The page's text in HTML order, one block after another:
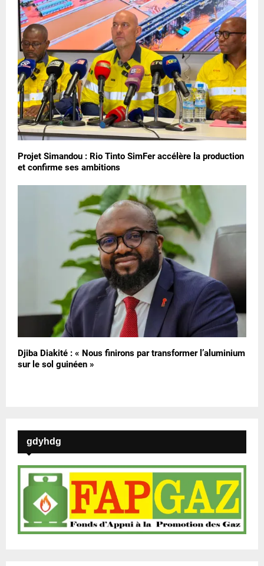
Projet Simandou : Rio Tinto SimFer accélère la production
et confirme ses ambitions
Djiba Diakité : « Nous finirons par transformer l’aluminium
sur le sol guinéen »
gdyhdg